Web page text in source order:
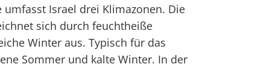
Israel drei Klimazonen. Die
sich durch feuchtheiße
Winter aus. Typisch für das
Sommer und kalte Winter. In der